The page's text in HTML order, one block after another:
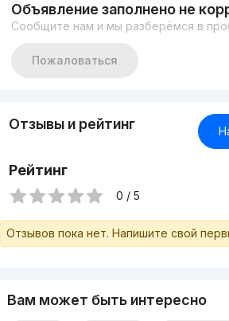
Объявление заполнено не
Сообщите нам и мы разберёмся в
Пожаловаться
Отзывы и рейтинг
Рейтинг
0 / 5
Отзывов пока нет. Напишите свой
Вам может быть интересно